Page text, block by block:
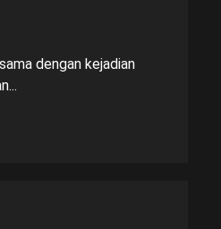
dengan kejadian